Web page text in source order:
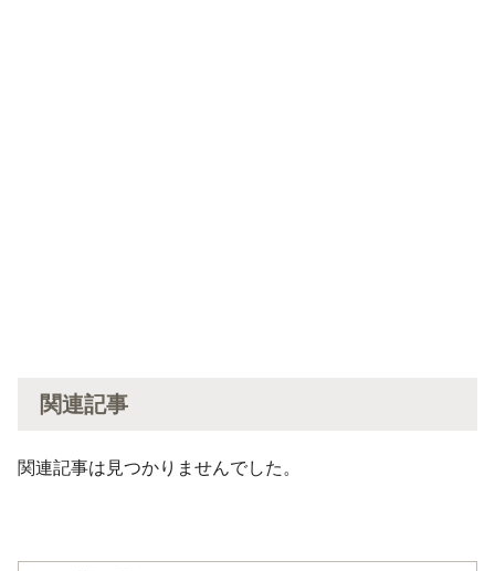
関連記事
関連記事は見つかりませんでした。